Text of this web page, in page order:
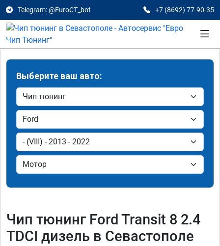
Telegram: @EuroCT_bot +7 (8692) 77-90-35
Выберите ваш авто:
Чип тюнинг Ford Transit 8 2.4
TDCI дизель в Севастополе